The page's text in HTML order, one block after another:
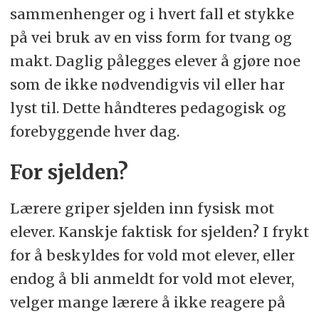
sammenhenger og i hvert fall et stykke
på vei bruk av en viss form for tvang og
makt. Daglig pålegges elever å gjøre noe
som de ikke nødvendigvis vil eller har
lyst til. Dette håndteres pedagogisk og
forebyggende hver dag.
For sjelden?
Lærere griper sjelden inn fysisk mot
elever. Kanskje faktisk for sjelden? I frykt
for å beskyldes for vold mot elever, eller
endog å bli anmeldt for vold mot elever,
velger mange lærere å ikke reagere på